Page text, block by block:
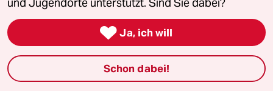
6 Bitte abschöpfen!
und Jugendorte unterstützt. Sind Sie dabei?
 Ja, ich will
Schon dabei!